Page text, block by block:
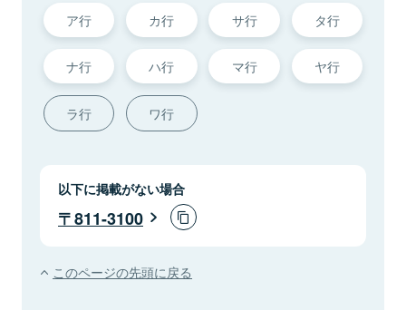
ア行 カ行 サ行 タ行
ナ行 ハ行 マ行 ヤ行
ラ行 ワ行
以下に掲載がない場合
811-3100
このページの先頭に戻る